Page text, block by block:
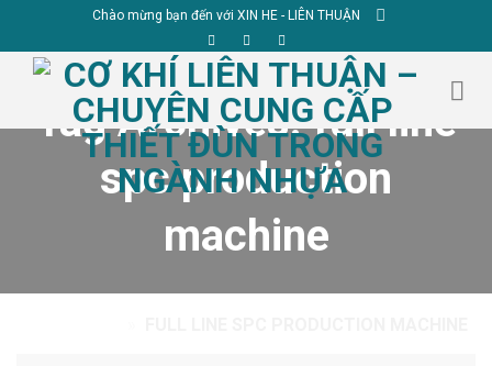
content
Chào mừng bạn đến với XIN HE - LIÊN THUẬN
Tag Archives:full line
spc production
machine